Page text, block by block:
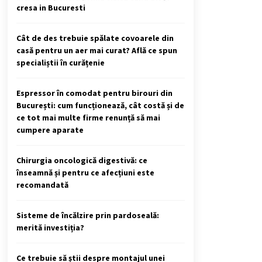
cresa in Bucuresti
Cât de des trebuie spălate covoarele din
casă pentru un aer mai curat? Află ce spun
specialiștii în curățenie
Espressor în comodat pentru birouri din
București: cum funcționează, cât costă și de
ce tot mai multe firme renunță să mai
cumpere aparate
Chirurgia oncologică digestivă: ce
înseamnă și pentru ce afecțiuni este
recomandată
Sisteme de încălzire prin pardoseală:
merită investiția?
Ce trebuie să știi despre montajul unei